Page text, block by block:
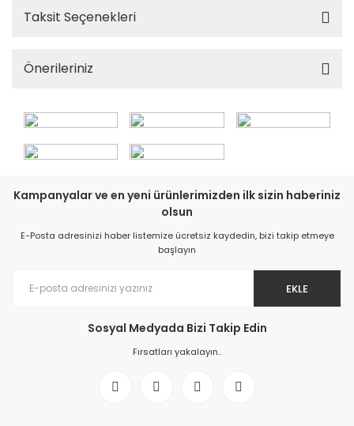
Taksit Seçenekleri
Önerileriniz
Kampanyalar ve en yeni ürünlerimizden ilk sizin haberiniz
olsun
E-Posta adresinizi haber listemize ücretsiz kaydedin, bizi takip etmeye
başlayın
EKLE
Sosyal Medyada Bizi Takip Edin
Fırsatları yakalayın..